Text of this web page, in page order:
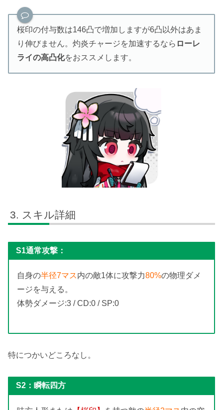
桜印の付与数は146凸で増加しますが6凸以外はあま
り伸びません。灼炎チャージを加速するなら ローレ
ライの高凸化をおススメします。
スキル詳細
S1通常攻撃：
自身の半径7マス内の敵1体に攻撃力80%の物理ダメ
ージを与える。
体勢ダメージ:3 / CD:0 / SP:0
特につかいどころなし。
S2：瞬転四方